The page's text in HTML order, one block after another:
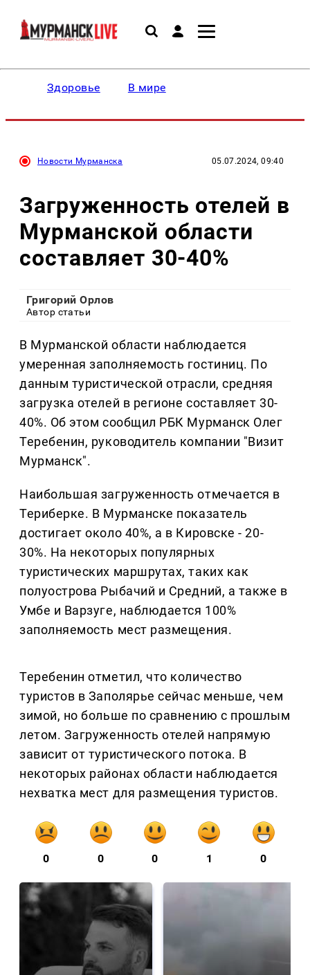
Здоровье В мире
Новости Мурманска 05.07.2024, 09:40
Загруженность отелей в
Мурманской области
составляет 30-40%
Григорий Орлов
Автор статьи
В Мурманской области наблюдается
умеренная заполняемость гостиниц. По
данным туристической отрасли, средняя
загрузка отелей в регионе составляет 30-
40%. Об этом сообщил РБК Мурманск Олег
Теребенин, руководитель компании "Визит
Мурманск".
Наибольшая загруженность отмечается в
Териберке. В Мурманске показатель
достигает около 40%, а в Кировске - 20-
30%. На некоторых популярных
туристических маршрутах, таких как
полуострова Рыбачий и Средний, а также в
Умбе и Варзуге, наблюдается 100%
заполняемость мест размещения.
Теребенин отметил, что количество
туристов в Заполярье сейчас меньше, чем
зимой, но больше по сравнению с прошлым
летом. Загруженность отелей напрямую
зависит от туристического потока. В
некоторых районах области наблюдается
нехватка мест для размещения туристов.
0 0 0 1 0